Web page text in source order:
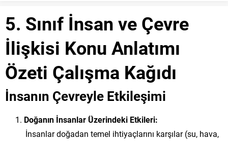
5. Sınıf İnsan ve Çevre
İlişkisi Konu Anlatımı
Özeti Çalışma Kağıdı
İnsanın Çevreyle Etkileşimi
Doğanın İnsanlar Üzerindeki Etkileri:
İnsanlar doğadan temel ihtiyaçlarını karşılar (su, hava,